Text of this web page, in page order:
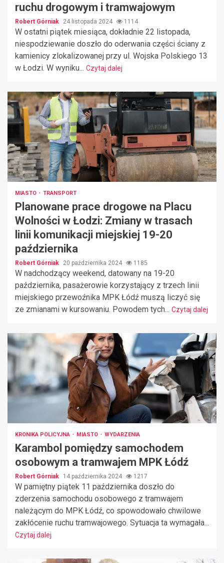
ruchu drogowym i tramwajowym
Robert Górniak 24 listopada 2024 1114
W ostatni piątek miesiąca, dokładnie 22 listopada,
niespodziewanie doszło do oderwania części ściany z
kamienicy zlokalizowanej przy ul. Wojska Polskiego 13
w Łodzi. W wyniku... Czytaj dalej
MIASTO TRANSPORT
Planowane prace drogowe na Placu
Wolności w Łodzi: Zmiany w trasach
linii komunikacji miejskiej 19-20
października
Robert Górniak 20 października 2024 1185
W nadchodzący weekend, datowany na 19-20
października, pasażerowie korzystający z trzech linii
miejskiego przewoźnika MPK Łódź muszą liczyć się
ze zmianami w kursowaniu. Powodem tych... Czytaj dalej
KRONIKA POLICYJNA MIASTO WYDARZENIA
Karambol pomiędzy samochodem
osobowym a tramwajem MPK Łódź
Robert Górniak 14 października 2024 1217
W pamiętny piątek 11 października doszło do
zderzenia samochodu osobowego z tramwajem
należącym do MPK Łódź, co spowodowało chwilowe
zakłócenie ruchu tramwajowego. Sytuacja ta wymagała...
Czytaj dalej